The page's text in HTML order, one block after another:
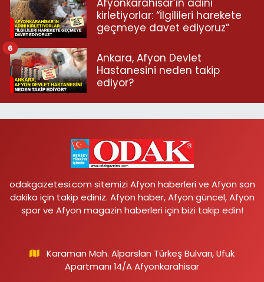
kirletiyorlar: “İlgilileri harekete
geçmeye davet ediyoruz”
Ankara, Afyon Devlet
Hastanesini neden takip
ediyor?
6
odakgazetesi.com sitemizi Afyon haberleri ve Afyon son
dakika için takip ediniz. Afyon haber, Afyon güncel, Afyon
spor ve Afyon magazin haberleri için bizi takip edin!
Karaman Mah. Alparslan Türkeş Bulvarı, Ufuk
Apartmanı 14/A Afyonkarahisar